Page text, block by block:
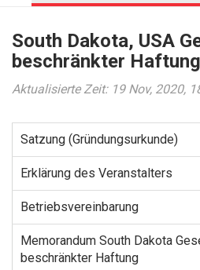
South Dakota, USA
beschränkter
Aktualisierte Zeit: 19 Nov, 2020,
Satzung (Gründungsurkunde)
Erklärung des Veranstalters
Betriebsvereinbarung
Memorandum South Dakota
beschränkter Haftung